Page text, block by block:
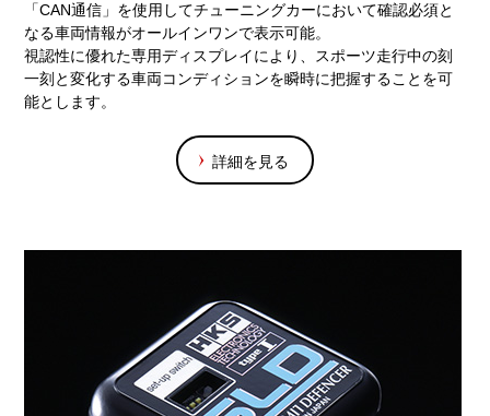
「CAN通信」を使用してチューニングカーにおいて確認必須と
なる車両情報がオールインワンで表示可能。
視認性に優れた専用ディスプレイにより、スポーツ走行中の刻
一刻と変化する車両コンディションを瞬時に把握することを可
能とします。
詳細を見る